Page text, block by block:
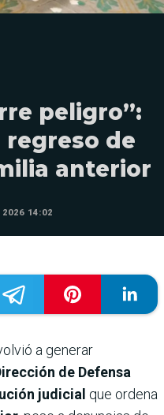
peligro”:
de
anterior
2026 14:02
a generar
de Defensa
judicial que ordena